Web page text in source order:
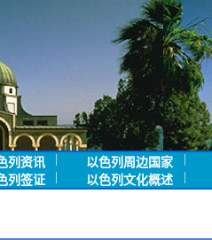
列资讯 以色列周边国家
列签证 以色列文化概述